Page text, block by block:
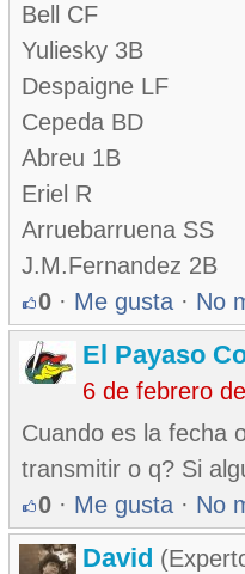
Bell CF
Yuliesky 3B
Despaigne LF
Cepeda BD
Abreu 1B
Eriel R
Arruebarruena SS
J.M.Fernandez 2B
0 · Me gusta · No
El Payaso
6 de febrero
Cuando es la fecha
transmitir o q? Si
0 · Me gusta · No
David